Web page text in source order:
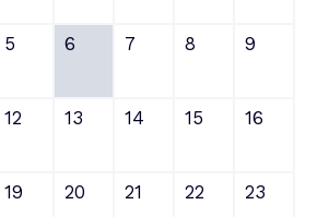
5 6 7 8 9
12 13 14 15 16
19 20 21 22 23